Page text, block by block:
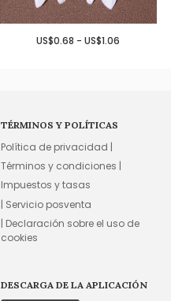
US$0.68 - US$1.06
TÉRMINOS Y POLÍTICAS
Política de privacidad |
Términos y condiciones |
Impuestos y tasas
| Servicio posventa
| Declaración sobre el uso de
cookies
DESCARGA DE LA APLICACIÓN